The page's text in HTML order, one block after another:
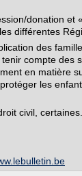
donation et
différentes
des
compte des
en matière
les
civil, certaines...